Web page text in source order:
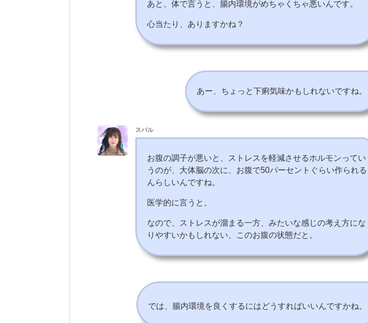
あと、体で言うと、腸内環境がめちゃくちゃ悪いんです。
心当たり、ありますかね？
あー、ちょっと下痢気味かもしれないですね。
スバル
お腹の調子が悪いと、ストレスを軽減させるホルモンってい
うのが、大体脳の次に、お腹で50パーセントぐらい作られる
んらしいんですね。
医学的に言うと。
なので、ストレスが溜まる一方、みたいな感じの考え方にな
りやすいかもしれない、このお腹の状態だと。
では、腸内環境を良くするにはどうすればいいんですかね。